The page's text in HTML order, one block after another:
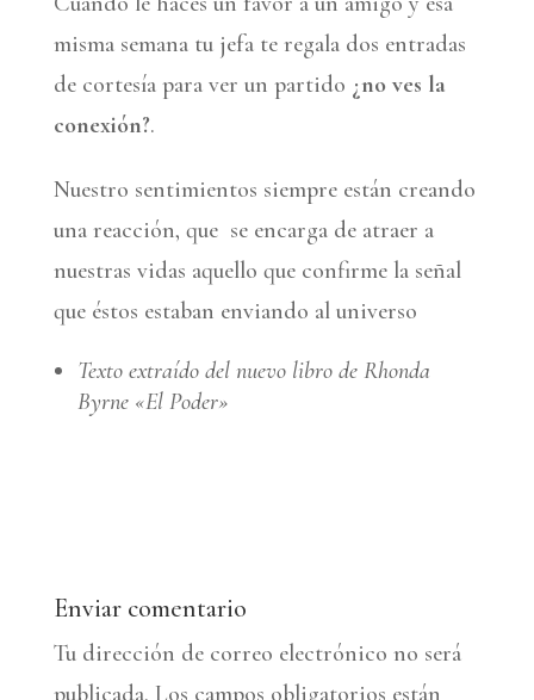
misma semana tu jefa te regala dos entradas
de cortesía para ver un partido ¿no ves la
conexión?.
Nuestro sentimientos siempre están creando
una reacción, que se encarga de atraer a
nuestras vidas aquello que confirme la señal
que éstos estaban enviando al universo
Texto extraído del nuevo libro de Rhonda
Byrne «El Poder»
Enviar comentario
Tu dirección de correo electrónico no será
publicada. Los campos obligatorios están